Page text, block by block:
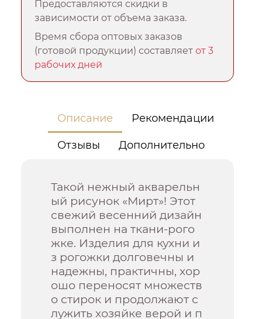
Предоставляются скидки в
зависимости от объема заказа.
Время сбора оптовых заказов
(готовой продукции) составляетот 3
рабочих дней
Описание Рекомендации
Отзывы Дополнительно
Такой нежный акварельн
ый рисунок «Мирт»! Этот
свежий весенний дизайн
выполнен на ткани-рого
жке. Изделия для кухни и
з рогожки долговечны и
надежны, практичны, хор
ошо переносят множеств
о стирок и продолжают с
лужить хозяйке верой и п